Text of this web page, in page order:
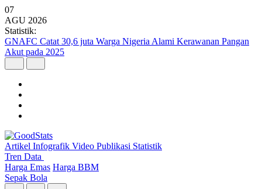
07
AGU 2026
Statistik:
GNAFC Catat 30,6 juta Warga Nigeria Alami Kerawanan Pangan
Akut pada 2025
Artikel Infografik Video Publikasi Statistik
Tren Data
Harga Emas Harga BBM
Sepak Bola